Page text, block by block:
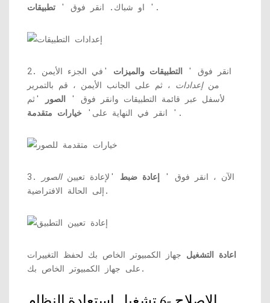
او شباك. انقر فوق ' تطبيقات '.
2. انقر فوق ' التطبيقات والميزات 'في الجزء الأيمن
منإعدادات ، ثم على الجانب الأيمن ، قم بالتمرير
لأسفل عبر قائمة التطبيقات وانقر فوق ' الصور
'ثم
انقر في النهاية على' خيارات متقدمة '.
3. الآن ، انقر فوق ' إعادة ضبط 'لإعادة تعيينالصور
إلى الحالة الافتراضية.
اعادة التشغيل جهاز الكمبيوتر الخاص بك لحفظ التغييرات
على جهاز الكمبيوتر الخاص بك.